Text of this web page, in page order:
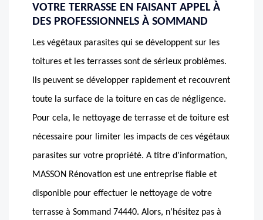
VOTRE TERRASSE EN FAISANT APPEL À
DES PROFESSIONNELS À SOMMAND
Les végétaux parasites qui se développent sur les
toitures et les terrasses sont de sérieux problèmes.
Ils peuvent se développer rapidement et recouvrent
toute la surface de la toiture en cas de négligence.
Pour cela, le nettoyage de terrasse et de toiture est
nécessaire pour limiter les impacts de ces végétaux
parasites sur votre propriété. A titre d’information,
MASSON Rénovation est une entreprise fiable et
disponible pour effectuer le nettoyage de votre
terrasse à Sommand 74440. Alors, n’hésitez pas à